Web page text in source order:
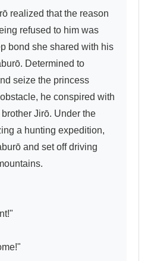
refused to him was
bond she shared with his
Determined to
seize the princess
he conspired with
Jirō. Under the
a hunting expedition,
and set off driving